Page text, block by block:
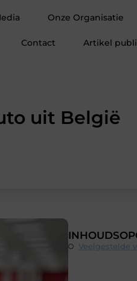
tevreden klanten
Onze Organisatie
Contact Artikel
uit België
Veelgestelde